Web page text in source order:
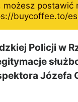
możesz
buycoffee.to/
Policji w
Józefa